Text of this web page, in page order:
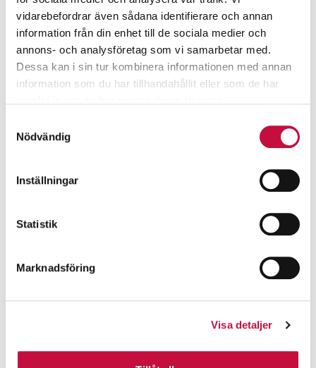
vidarebefordrar även sådana identifierare och annan
information från din enhet till de sociala medier och
annons- och analysföretag som vi samarbetar med.
Dessa kan i sin tur kombinera informationen med annan
information som du har tillhandahållit eller som de har
Nödvändig
Inställningar
Statistik
Marknadsföring
Visa detaljer